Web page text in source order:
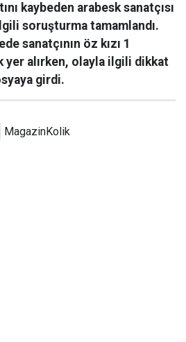
kaybeden arabesk sanatçısı
soruşturma tamamlandı.
sanatçının öz kızı 1
yer alırken, olayla ilgili dikkat
girdi.
MagazinKolik